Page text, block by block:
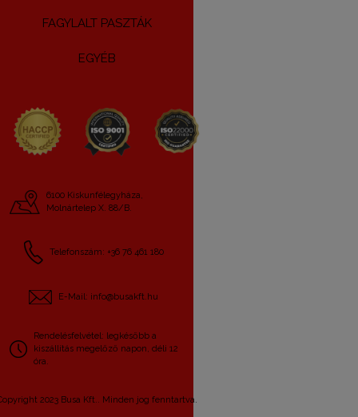
FAGYLALT PASZTÁK
EGYÉB
6100 Kiskunfélegyháza,
Molnártelep X. 88/B.
Telefonszám: +36 76 461 180
E-Mail: info@busakft.hu
Rendelésfelvétel: legkésőbb a
kiszállítás megelőző napon, déli 12
óra.
2023 Busa Kft.. Minden jog fenntartva.